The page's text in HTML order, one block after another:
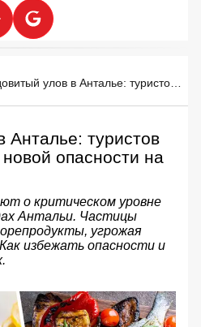
Анталье: туристов
опасности на
о критическом уровне
Антальи. Частицы
угрожая
избежать опасности и